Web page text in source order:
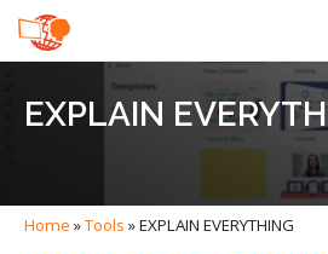
EXPLAIN
Home »Tools »EXPLAIN EVERYTHING